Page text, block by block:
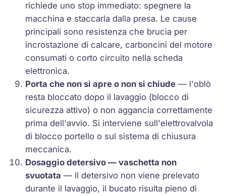
richiede uno stop immediato: spegnere la
macchina e staccarla dalla presa. Le cause
principali sono resistenza che brucia per
incrostazione di calcare, carboncini del motore
consumati o corto circuito nella scheda
elettronica.
Porta che non si apre o non si chiude — l'oblò
resta bloccato dopo il lavaggio (blocco di
sicurezza attivo) o non aggancia correttamente
prima dell'avvio. Si interviene sull'elettrovalvola
di blocco portello o sul sistema di chiusura
meccanica.
Dosaggio detersivo — vaschetta non
svuotata — il detersivo non viene prelevato
durante il lavaggio, il bucato risulta pieno di